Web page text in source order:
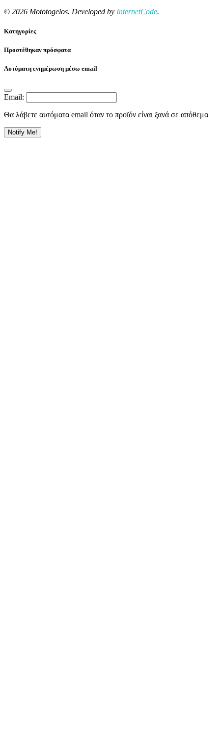
© 2026 Mototogelos. Developed by InternetCode.
Κατηγορίες
Προστέθηκαν πρόσφατα
Αυτόματη ενημέρωση μέσω email
Email:
Θα λάβετε αυτόματα email όταν το προϊόν είναι ξανά σε απόθεμα
Notify Me!